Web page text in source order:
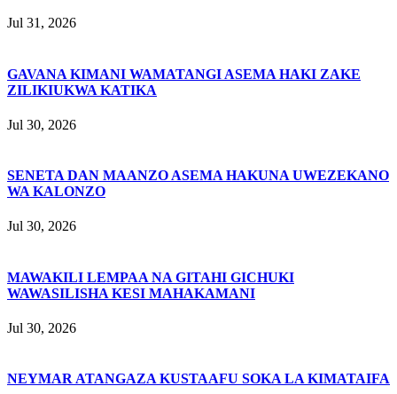
Jul 31, 2026
GAVANA KIMANI WAMATANGI ASEMA HAKI ZAKE
ZILIKIUKWA KATIKA
Jul 30, 2026
SENETA DAN MAANZO ASEMA HAKUNA UWEZEKANO
WA KALONZO
Jul 30, 2026
MAWAKILI LEMPAA NA GITAHI GICHUKI
WAWASILISHA KESI MAHAKAMANI
Jul 30, 2026
NEYMAR ATANGAZA KUSTAAFU SOKA LA KIMATAIFA